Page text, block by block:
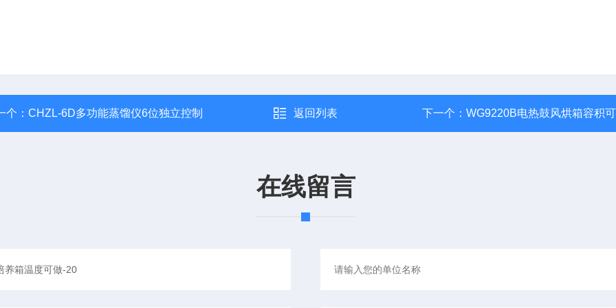
个： CHZL-6D多功能蒸馏仪6位独立控制 返回列表 下一个： WG9220B电热鼓风烘箱容积
在线留言